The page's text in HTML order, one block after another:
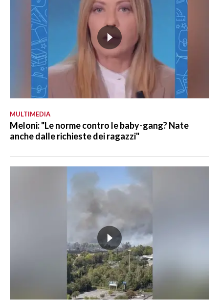
MULTIMEDIA
Meloni: "Le norme contro le baby-gang? Nate
anche dalle richieste dei ragazzi"